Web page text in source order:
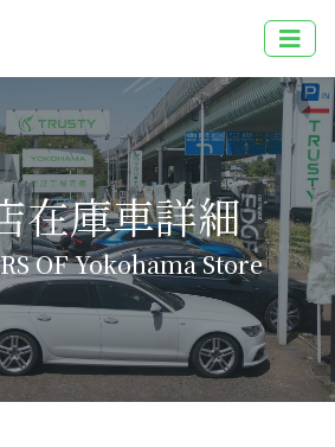
在庫車詳細
OF Yokohama Store